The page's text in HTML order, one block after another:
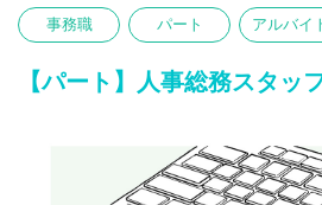
IPOに向けた準備を含め、総務・経理・
ヘルプデスクなどの部署で幅広く活躍い
ための仕組みづくりや事務手続きなど
業務改善や戦略策定を通して事務職でキ
事務職 パート アルバイ
【パート】人事総務スタッ